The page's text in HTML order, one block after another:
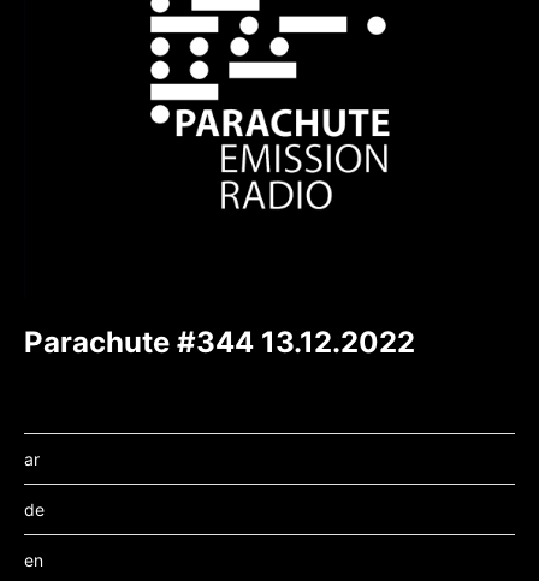
Parachute #344 13.12.2022
ar
de
en